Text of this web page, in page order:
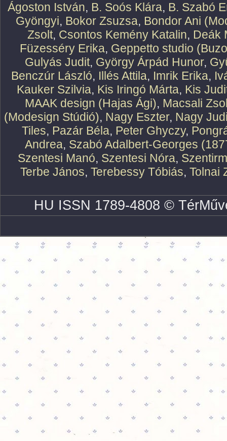
Ágoston István, B. Soós Klára, B. Szabó
Gyöngyi, Bokor Zsuzsa, Bondor Ani
Zsolt, Csontos Kemény Katalin, Deák
Füzesséry Erika, Geppetto studio
Gulyás Judit, György Árpád Hunor,
Benczúr László, Illés Attila, Imrik Erika,
Kauker Szilvia, Kis Iringó Márta, Kis
MAAK design (Hajas Ági), Macsali
(Modesign Stúdió), Nagy Eszter, Nagy
Tiles, Pazár Béla, Peter Ghyczy,
Andrea, Szabó Adalbert-Georges
Szentesi Manó, Szentesi Nóra,
Terbe János, Terebessy Tóbiás, Tolnai
HU ISSN 1789-4808 ©